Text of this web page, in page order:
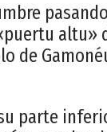
altu»
de
parte